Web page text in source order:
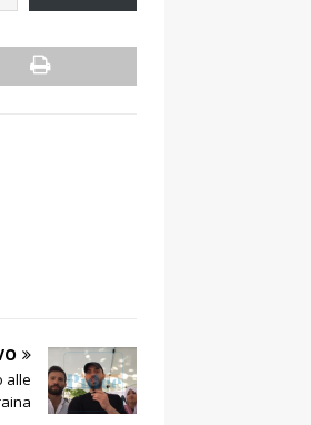
alle